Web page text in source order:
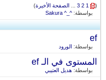
1
2
3
... الصفحة الأخيرة)
بواسطة:^_^ Sakura
ef
بواسطة:الورود
المستوى في الـ ef
بواسطة:هديل العتيبي